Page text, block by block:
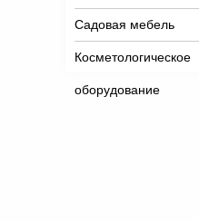
Садовая мебель
Косметологическое
оборудование